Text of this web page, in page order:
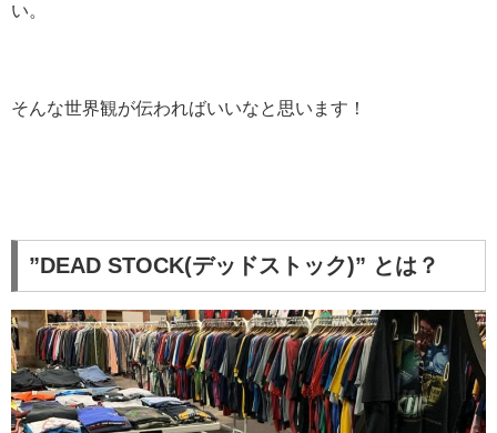
い。
そんな世界観が伝わればいいなと思います！
”DEAD STOCK(デッドストック)” とは？